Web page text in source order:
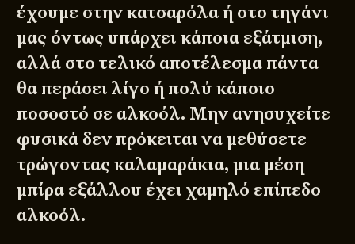
έχουμε στην κατσαρόλα ή στο τηγάνι
μας όντως υπάρχει κάποια εξάτμιση,
αλλά στο τελικό αποτέλεσμα πάντα
θα περάσει λίγο ή πολύ κάποιο
ποσοστό σε αλκοόλ. Μην ανησυχείτε
φυσικά δεν πρόκειται να μεθύσετε
τρώγοντας καλαμαράκια, μια μέση
μπίρα εξάλλου έχει χαμηλό επίπεδο
αλκοόλ.